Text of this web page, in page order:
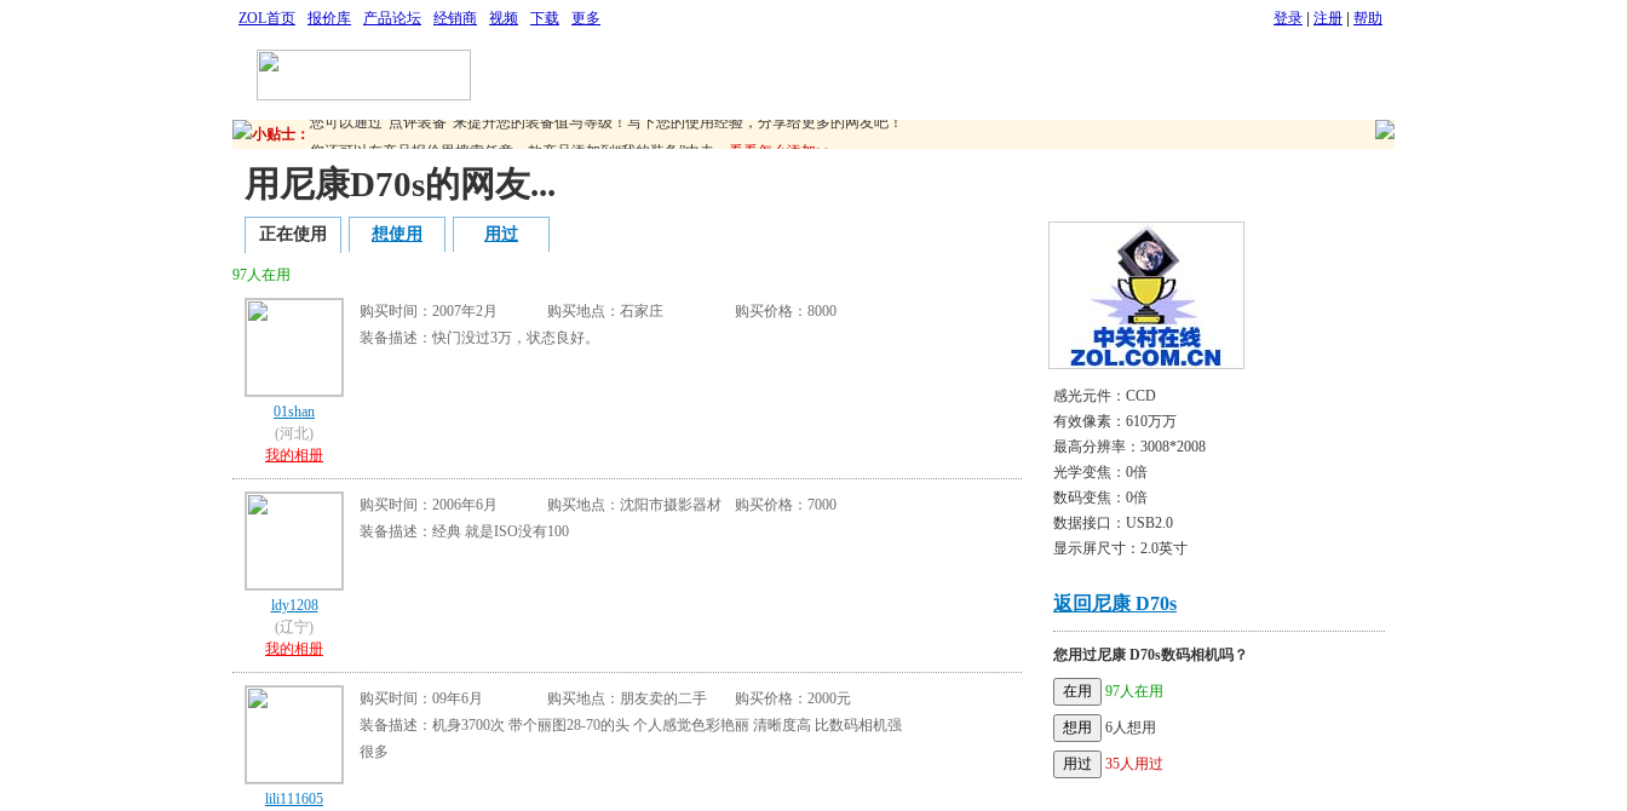
ZOL首页 报价库 产品论坛 经销商 视频 下载 更多 登录 注册 帮助
小贴士：
您可以通过“点评装备”来提升您的装备值与等级！写下您的使用经验，分享给更多的网友吧！
您可以通过“点评装备”来提升您的装备值与等级！写下您的使用经验，分享给更多的网友吧！
您还可以在产品报价里搜索任意一款产品添加到“我的装备”中去。 看看怎么添加>>
用尼康D70s的网友...
正在使用 想使用 用过
97人在用
01shan
(河北)
我的相册
购买时间：2007年2月 购买地点：石家庄
购买价格：8000
装备描述：快门没过3万，状态良好。
ldy1208
(辽宁)
我的相册
购买时间：2006年6月 购买地点：沈阳市摄影器材
购买价格：7000
装备描述：经典 就是ISO没有100
lili111605
购买时间：09年6月 购买地点：朋友卖的二手
购买价格：2000元
装备描述：机身3700次 带个丽图28-70的头 个人感觉色彩艳丽 清晰度高 比数码相机强
很多
感光元件：CCD
有效像素：610万万
最高分辨率：3008*2008
光学变焦：0倍
数码变焦：0倍
数据接口：USB2.0
显示屏尺寸：2.0英寸
返回尼康 D70s
您用过尼康 D70s数码相机吗？
97人在用
6人想用
35人用过